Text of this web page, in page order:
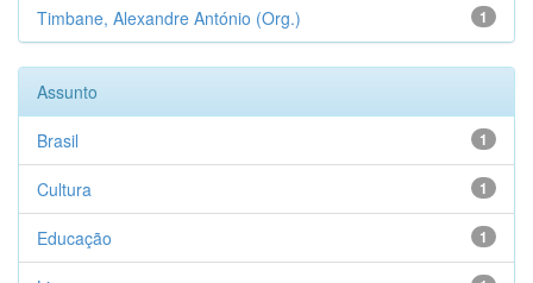
1
Timbane, Alexandre António (Org.)
Assunto
1
Brasil
1
Cultura
1
Educação